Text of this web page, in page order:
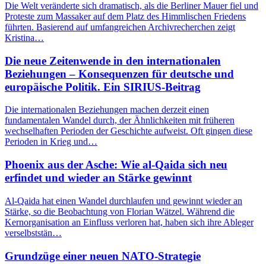
Die Welt veränderte sich dramatisch, als die Berliner Mauer fiel und
Proteste zum Massaker auf dem Platz des Himmlischen Friedens
führten. Basierend auf umfangreichen Archivrecherchen zeigt
Kristina…
Die neue Zeitenwende in den internationalen
Beziehungen – Konsequenzen für deutsche und
europäische Politik. Ein SIRIUS-Beitrag
Die internationalen Beziehungen machen derzeit einen
fundamentalen Wandel durch, der Ähnlichkeiten mit früheren
wechselhaften Perioden der Geschichte aufweist. Oft gingen diese
Perioden in Krieg und…
Phoenix aus der Asche: Wie al-Qaida sich neu
erfindet und wieder an Stärke gewinnt
Al-Qaida hat einen Wandel durchlaufen und gewinnt wieder an
Stärke, so die Beobachtung von Florian Wätzel. Während die
Kernorganisation an Einfluss verloren hat, haben sich ihre Ableger
verselbststän…
Grundzüge einer neuen NATO-Strategie